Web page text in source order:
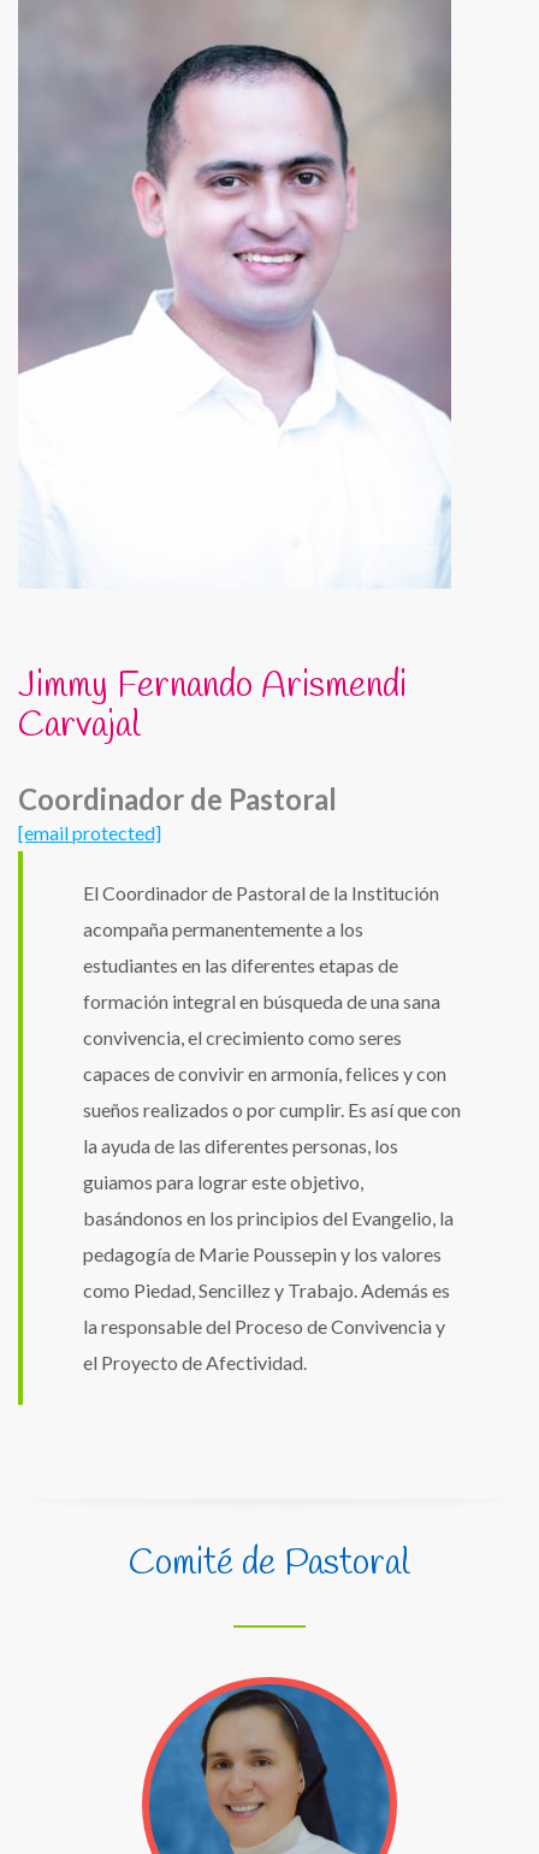
Jimmy Fernando Arismendi
Carvajal
Coordinador de Pastoral
[email protected]
El Coordinador de Pastoral de la Institución
acompaña permanentemente a los
estudiantes en las diferentes etapas de
formación integral en búsqueda de una sana
convivencia, el crecimiento como seres
capaces de convivir en armonía, felices y con
sueños realizados o por cumplir. Es así que con
la ayuda de las diferentes personas, los
guiamos para lograr este objetivo,
basándonos en los principios del Evangelio, la
pedagogía de Marie Poussepin y los valores
como Piedad, Sencillez y Trabajo. Además es
la responsable del Proceso de Convivencia y
el Proyecto de Afectividad.
Comité de Pastoral